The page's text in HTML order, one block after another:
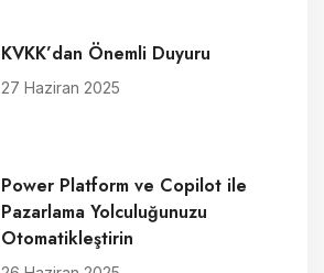
KVKK’dan Önemli Duyuru
27 Haziran 2025
Power Platform ve Copilot ile
Pazarlama Yolculuğunuzu
Otomatikleştirin